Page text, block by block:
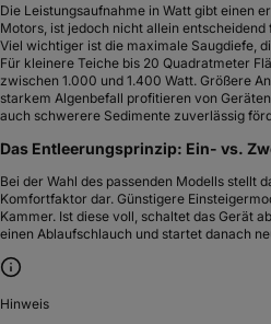
Die Leistungsaufnahme in Watt gibt einen
Motors, ist jedoch nicht allein
Viel wichtiger ist die maximale Saugdiefe,
Für kleinere Teiche bis 20 Quadratmeter
zwischen 1.000 und 1.400 Watt. Größere
starkem Algenbefall profitieren von
auch schwerere Sedimente zuverlässig
Das Entleerungsprinzip: Ein- vs.
Bei der Wahl des passenden Modells stellt
Komfortfaktor dar. Günstigere
Kammer. Ist diese voll, schaltet das Gerät
einen Ablaufschlauch und startet danach
Hinweis